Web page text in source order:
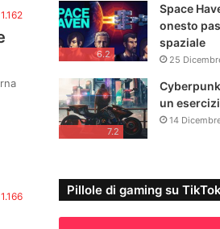
1.162
1.166
6.2
Space
onesto
spaziale
25
7.2
un
14
Pillole di gaming su TikTok